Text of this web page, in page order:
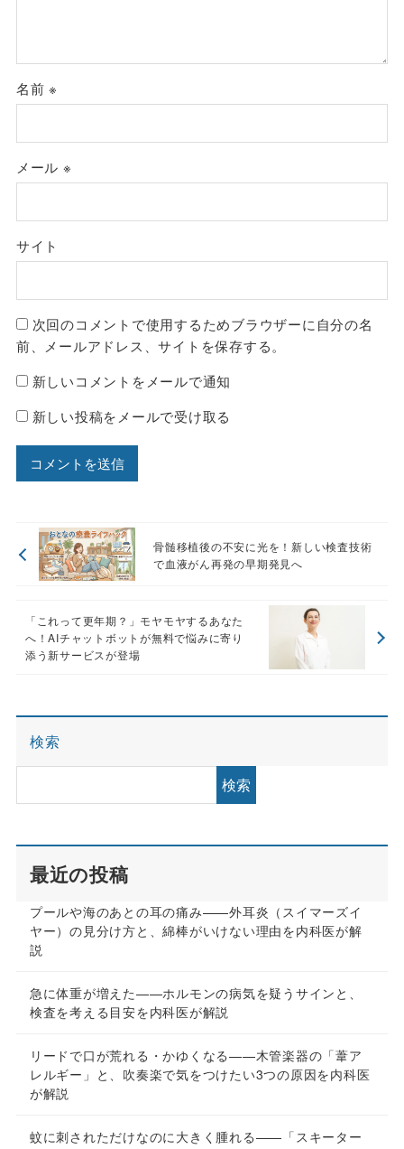
名前※
メール ※
サイト
次回のコメントで使用するためブラウザーに自分の名
前、メールアドレス、サイトを保存する。
新しいコメントをメールで通知
新しい投稿をメールで受け取る
骨髄移植後の不安に光を！新しい検査技術
で血液がん再発の早期発見へ
「これって更年期？」モヤモヤするあなた
へ！AIチャットボットが無料で悩みに寄り
添う新サービスが登場
検索
検索
最近の投稿
プールや海のあとの耳の痛み——外耳炎（スイマーズイ
ヤー）の見分け方と、綿棒がいけない理由を内科医が解
説
急に体重が増えた——ホルモンの病気を疑うサインと、
検査を考える目安を内科医が解説
リードで口が荒れる・かゆくなる——木管楽器の「葦ア
レルギー」と、吹奏楽で気をつけたい3つの原因を内科医
が解説
蚊に刺されただけなのに大きく腫れる——「スキーター